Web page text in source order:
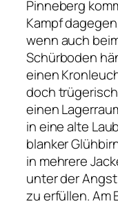
Pinneberg
Kampf
wenn auch
Schürboden
einen
doch
einen
in eine alte
blanker
in mehrere
unter der
zu erfüllen. Am